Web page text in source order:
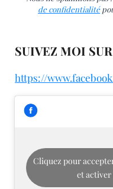
de confidentialité
SUIVEZ MOI
https://
Cliquez pour
et activer